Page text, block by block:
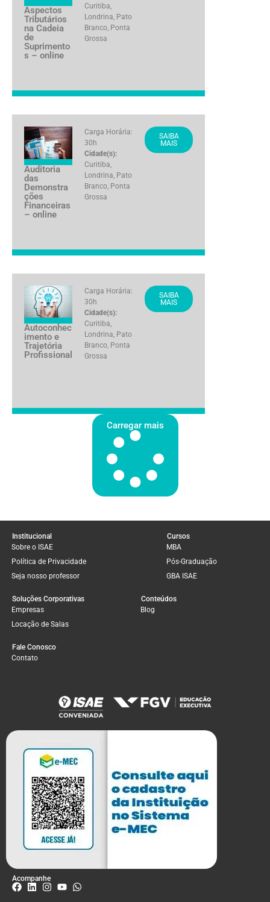
Aspectos
Tributários
na Cadeia
de
Suprimento
s – online
Curitiba
Londrina Pato
Branco Ponta
Grossa
Auditoria
das
Demonstra
ções
Financeiras
– online
Carga Horária:
30h
Cidade(s):
Curitiba,
Londrina, Pato
Branco, Ponta
Grossa
SAIBA
MAIS
Autoconhec
imento e
Trajetória
Profissional
Carga Horária:
30h
Cidade(s):
Curitiba
Londrina Pato
Branco Ponta
Grossa
SAIBA
MAIS
Carregar mais
Institucional
Sobre o ISAE
Política de Privacidade
Seja nosso professor
Cursos
MBA
Pós-Graduação
GBA ISAE
Soluções Corporativas
Empresas
Locação de Salas
Conteúdos
Blog
Fale Conosco
Contato
Acompanhe